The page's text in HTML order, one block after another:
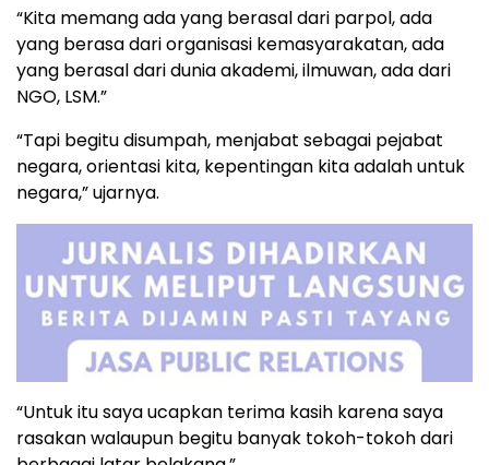
“Kita memang ada yang berasal dari parpol, ada
yang berasa dari organisasi kemasyarakatan, ada
yang berasal dari dunia akademi, ilmuwan, ada dari
NGO, LSM.”
“Tapi begitu disumpah, menjabat sebagai pejabat
negara, orientasi kita, kepentingan kita adalah untuk
negara,” ujarnya.
“Untuk itu saya ucapkan terima kasih karena saya
rasakan walaupun begitu banyak tokoh-tokoh dari